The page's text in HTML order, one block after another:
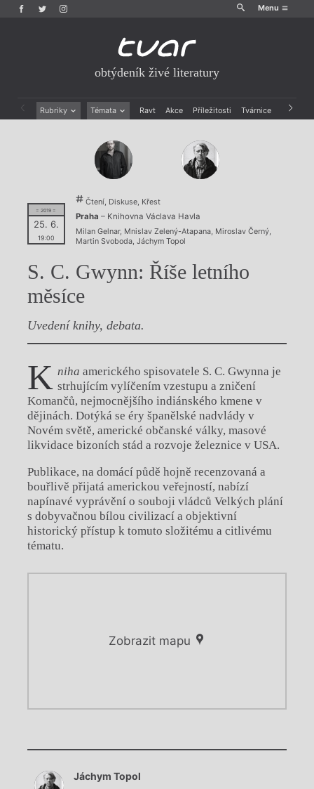
Menu
obtýdeník živé literatury
Rubriky Témata Ravt Akce Příležitosti Tvárnice Archiv
Drobná publicistika
Recenze a reflexe
Rozhovory
Dokument
Výroční ceny
= 2019 =
25. 6.
19:00
Čtení, Diskuse, Křest
Praha – Knihovna Václava Havla
Milan Gelnar, Mnislav Zelený-Atapana, Miroslav Černý,
Martin Svoboda, Jáchym Topol
S. C. Gwynn: Říše letního
měsíce
Uvedení knihy, debata.
K niha amerického spisovatele S. C. Gwynna je
strhujícím vylíčením vzestupu a zničení
Komančů, nejmocnějšího indiánského kmene v
dějinách. Dotýká se éry španělské nadvlády v
Novém světě, americké občanské války, masové
likvidace bizoních stád a rozvoje železnice v USA.
Publikace, na domácí půdě hojně recenzovaná a
bouřlivě přijatá americkou veřejností, nabízí
napínavé vyprávění o souboji vládců Velkých plání
s dobyvačnou bílou civilizací a objektivní
historický přístup k tomuto složitému a citlivému
tématu.
Zobrazit mapu
Načítá se.
Chviličku.
Načítá se.
Jáchym Topol